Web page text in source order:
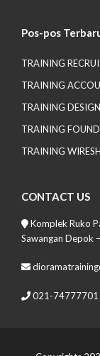
Pos-pos
TRAINING
TRAINING
TRAINING
TRAINING
TRAINING
CONTACT US
Komplek Ruko
Sawangan Depok
021-74777701